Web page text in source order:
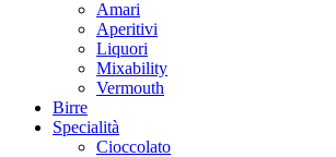
Amari
Aperitivi
Liquori
Mixability
Vermouth
Birre
Specialità
Cioccolato